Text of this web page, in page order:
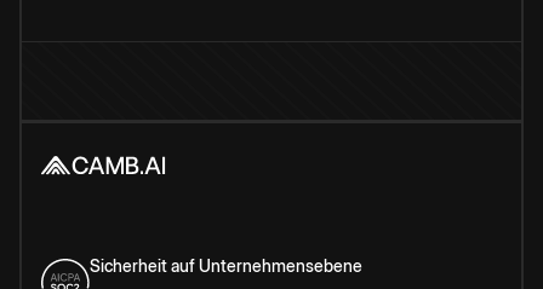
Sicherheit auf Unternehmensebene